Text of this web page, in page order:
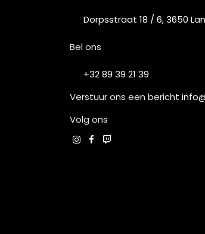
Dorpsstraat 18 / 6, 3650
Bel ons
+32 89 39 21 39
Verstuur ons een bericht
Volg ons